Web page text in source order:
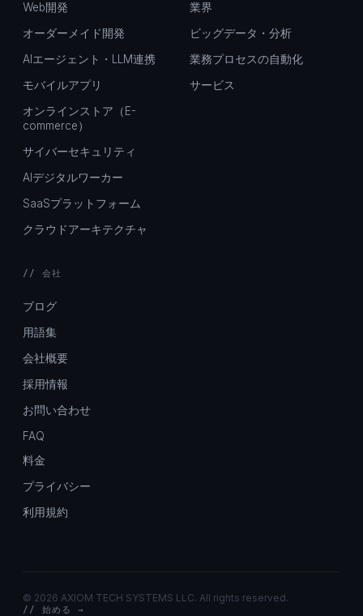
Web開発
オーダーメイド開発
AIエージェント・LLM連携
モバイルアプリ
オンラインストア（E-
commerce）
サイバーセキュリティ
AIデジタルワーカー
SaaSプラットフォーム
クラウドアーキテクチャ
業界
ビッグデータ・分析
業務プロセスの自動化
サービス
// 会社
ブログ
用語集
会社概要
採用情報
お問い合わせ
FAQ
料金
プライバシー
利用規約
© 2026 AXIOM TECH SYSTEMS LLC. All rights reserved.
// 始める →